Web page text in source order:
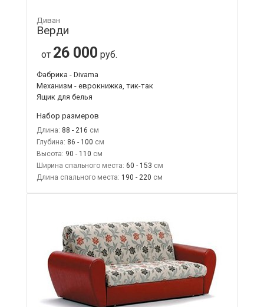
Диван
Верди
от 26 000 руб.
Фабрика - Divama
Механизм - еврокнижка, тик-так
Ящик для белья
Набор размеров
Длина: 88 - 216
Глубина: 86 - 100
Высота: 90 - 110
Ширина спального места: 60 - 153
Длина спального места: 190 - 220